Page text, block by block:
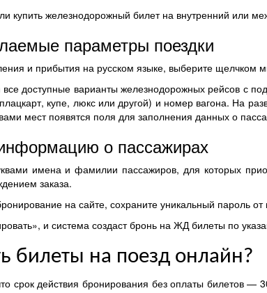
купить железнодорожный билет на внутренний или
параметры поездки
и прибытия на русском языке, выберите
все доступные варианты железнодорожных рейсов с
купе, люкс или другой) и номер вагона. На
мест появятся поля для заполнения данных о
о пассажирах
имена и фамилии пассажиров, для которых
заказа.
на сайте, сохраните уникальный пароль
и система создаст бронь на ЖД билеты по
билеты на поезд онлайн?
срок действия бронирования без оплаты билетов —